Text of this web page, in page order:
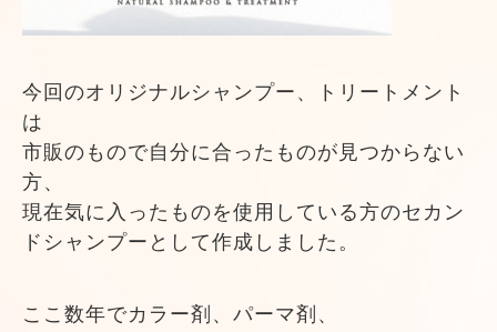
今回のオリジナルシャンプー、トリートメント
は
市販のもので自分に合ったものが見つからない
方、
現在気に入ったものを使用している方のセカン
ドシャンプーとして作成しました。
ここ数年でカラー剤、パーマ剤、